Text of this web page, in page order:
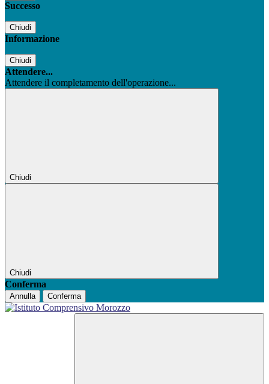
Successo
Chiudi
Informazione
Chiudi
Attendere...
Attendere il completamento dell'operazione...
Chiudi
Chiudi
Conferma
Annulla Conferma